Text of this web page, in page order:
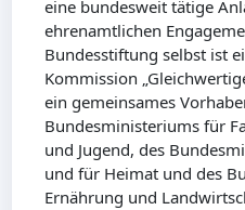
eine bundesweit tätige
ehrenamtlichen
Bundesstiftung selbst ist
Kommission
ein gemeinsames
Bundesministeriums für
und Jugend, des
und für Heimat und des
Ernährung und